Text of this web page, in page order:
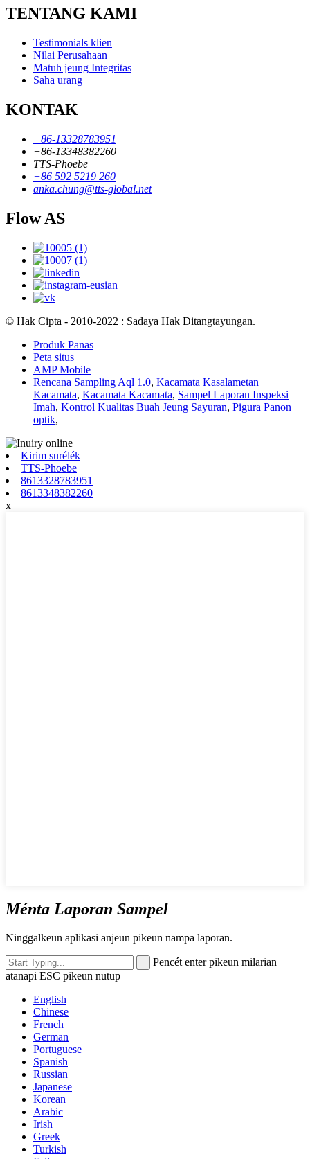
TENTANG KAMI
Testimonials klien
Nilai Perusahaan
Matuh jeung Integritas
Saha urang
KONTAK
+86-13328783951
+86-13348382260
TTS-Phoebe
+86 592 5219 260
anka.chung@tts-global.net
Flow AS
© Hak Cipta - 2010-2022 : Sadaya Hak Ditangtayungan.
Produk Panas
Peta situs
AMP Mobile
Rencana Sampling Aql 1.0, Kacamata Kasalametan
Kacamata, Kacamata Kacamata, Sampel Laporan Inspeksi
Imah, Kontrol Kualitas Buah Jeung Sayuran, Pigura Panon
optik,
Kirim surélék
TTS-Phoebe
8613328783951
8613348382260
x
Ménta Laporan Sampel
Ninggalkeun aplikasi anjeun pikeun nampa laporan.
Pencét enter pikeun milarian
atanapi ESC pikeun nutup
English
Chinese
French
German
Portuguese
Spanish
Russian
Japanese
Korean
Arabic
Irish
Greek
Turkish